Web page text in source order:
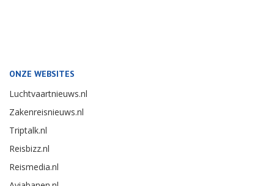
ONZE WEBSITES
Luchtvaartnieuws.nl
Zakenreisnieuws.nl
Triptalk.nl
Reisbizz.nl
Reismedia.nl